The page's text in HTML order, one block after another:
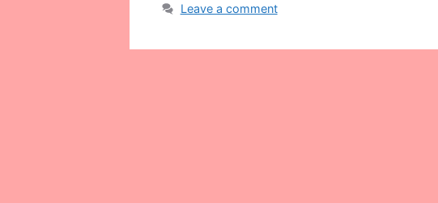
Leave a comment